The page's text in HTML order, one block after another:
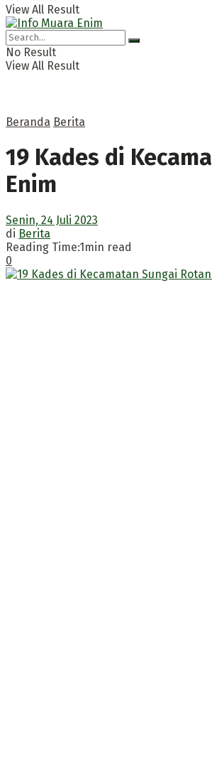
View All Result
No Result
View All Result
Beranda Berita
19 Kades di
Enim
Senin, 24 Juli 2023
di Berita
Reading Time:1min read
0